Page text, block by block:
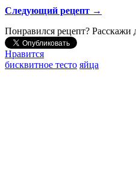
Следующий рецепт →
Понравился рецепт? Расскажи
Нравится
бисквитное тесто яйца